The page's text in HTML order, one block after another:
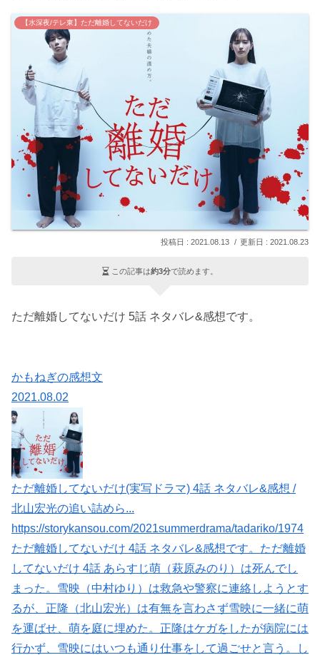
【水深夜/テレ東】ただ離婚してないだけ
2021.08.13 2021.08.23
この記事は約3分で読めます。
ただ離婚してないだけ 5話 ネタバレ&感想です。
かもねぎの感想文
2021.08.02
ただ離婚してないだけ(実写ドラマ) 4話 ネタバレ&感想 /
北山宏光の追い詰めら...
https://storykansou.com/2021summerdrama/tadariko/1974
ただ離婚してないだけ 4話 ネタバレ&感想です。ただ離婚
してないだけ 4話 あらすじ萌（萩原みのり）は死んでし
まった。雪映（中村ゆり）は救急や警察に連絡しようとす
るが、正隆（北山宏光）は有無を言わさず雪映に一緒に萌
を運ばせ、萌を庭に埋めた。正隆はケガをしたが病院には
行かず、雪映にはいつも通り仕事をして過ごせと言う。し